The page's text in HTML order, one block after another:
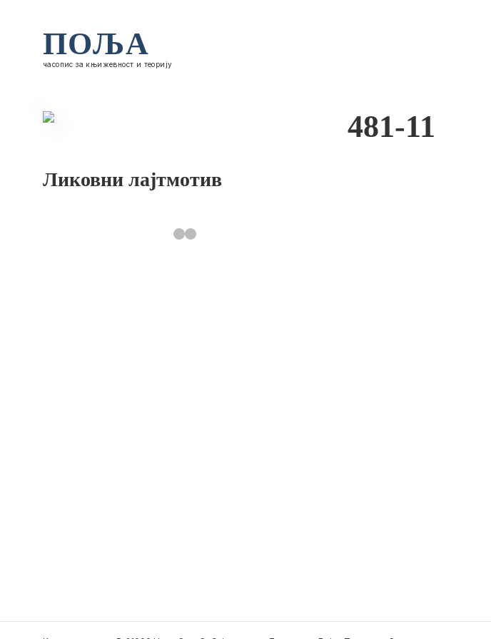
ПОЉА
часопис за књижевност и теорију
Ликовни лајтмотив
481-11